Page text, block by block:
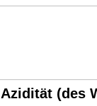
Azidität (des